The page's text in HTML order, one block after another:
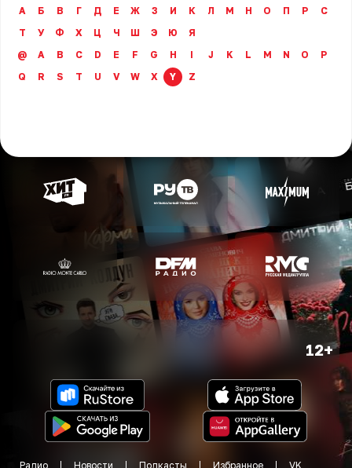
А Б В Г Д Е Ж З И К Л М Н О П Р
С
Т
У Ф Х Ц Ч Ш Э Ю
Я
@
A B C D E F G H I J K L M N O
P
Q
R S T U V W X Y Z
12+
Радио Новости Подкасты Избранное VK